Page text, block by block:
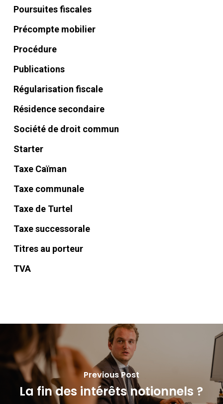
Poursuites fiscales
Précompte mobilier
Procédure
Publications
Régularisation fiscale
Résidence secondaire
Société de droit commun
Starter
Taxe Caïman
Taxe communale
Taxe de Turtel
Taxe successorale
Titres au porteur
TVA
Previous Post
La fin des intérêts notionnels ?